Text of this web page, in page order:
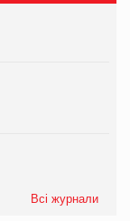
Всі журнали